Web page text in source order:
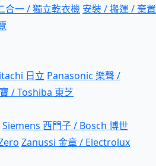
合一 / 獨立乾衣機 安裝 / 搬運 / 棄置
日立 Panasonic 樂聲 /
/ Toshiba 東芝
Siemens 西門子 / Bosch 博世
Zanussi 金章 / Electrolux